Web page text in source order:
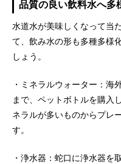
品質の良い飲料水へ多
水道水が美味しくなって当
て、飲み水の形も多種多様
しょう。
・ミネラルウォーター：海
まで、ペットボトルを購入
ネラルが多いものからプレ
す。
・浄水器：蛇口に浄水器を